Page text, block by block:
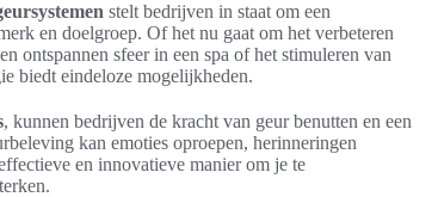
stelt bedrijven in staat om een
en doelgroep. Of het nu gaat om het verbeteren
ontspannen sfeer in een spa of het stimuleren van
biedt eindeloze mogelijkheden.
, kunnen bedrijven de kracht van geur benutten en een
kan emoties oproepen, herinneringen
en innovatieve manier om je te